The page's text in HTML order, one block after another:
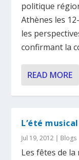
politique
Athènes les
les
confirmant la
READ MORE
L’été
Jul 19, 2012 | Blogs
Les fêtes de